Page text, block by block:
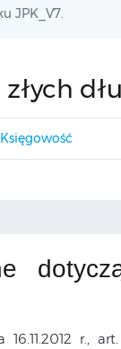
JPK_V7.
złych
Księgowość
r.,